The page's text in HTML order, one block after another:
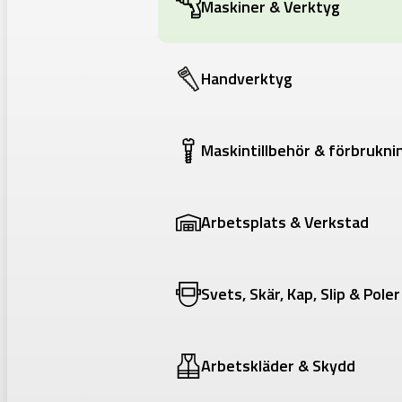
Maskiner & Verktyg
Handverktyg
Maskintillbehör &
Arbetsplats & Verkstad
Svets, Skär, Kap, Slip & Poler
Arbetskläder & Skydd